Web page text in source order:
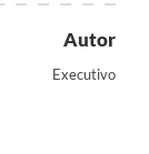
Autor
Executivo